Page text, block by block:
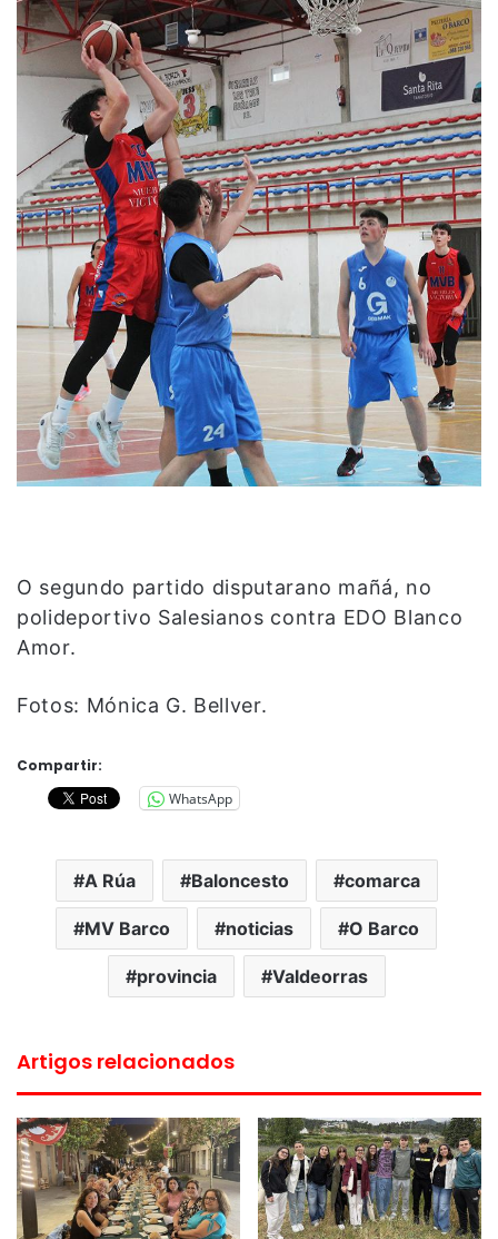
O segundo partido disputarano mañá, no
polideportivo Salesianos contra EDO Blanco
Amor.
Fotos: Mónica G. Bellver.
Compartir:
WhatsApp
A Rúa Baloncesto comarca
MV Barco noticias O Barco
provincia Valdeorras
Artigos relacionados